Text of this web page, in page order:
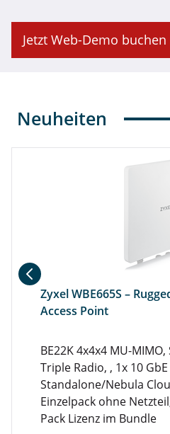
Jetzt Web-Demo buchen
Neuheiten
Zyxel WBE665S –
Access Point
BE22K 4x4x4 MU-
Triple Radio, , 1x 10
Standalone/Nebula
Einzelpack ohne
Pack Lizenz im Bundle